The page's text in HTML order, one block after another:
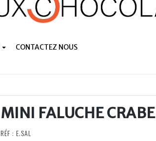
CONTACTEZ NOUS
MINI FALUCHE CRABE
RÉF : E.SAL